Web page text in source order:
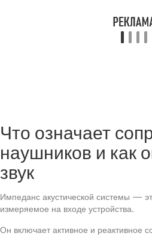
Что означает
наушников и как
звук
Импеданс акустической системы —
измеряемое на входе устройства.
Он включает активное и реактивное